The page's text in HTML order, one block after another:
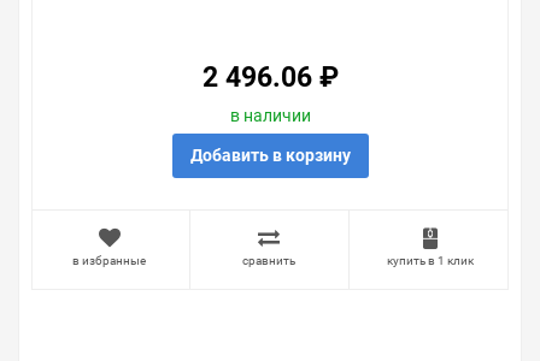
2 496.06 ₽
в наличии
Добавить в корзину
в избранные сравнить купить в 1 клик